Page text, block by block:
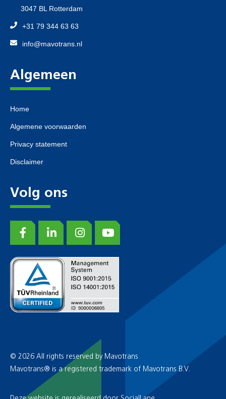
3047 BL Rotterdam
+31 79 344 63 63
info@mavotrans.nl
Algemeen
Home
Algemene voorwaarden
Privacy statement
Disclaimer
Volg ons
© 2026 All rights reserved by Mavotrans
Mavotrans® is a registered trademark of Mavotrans B.V.